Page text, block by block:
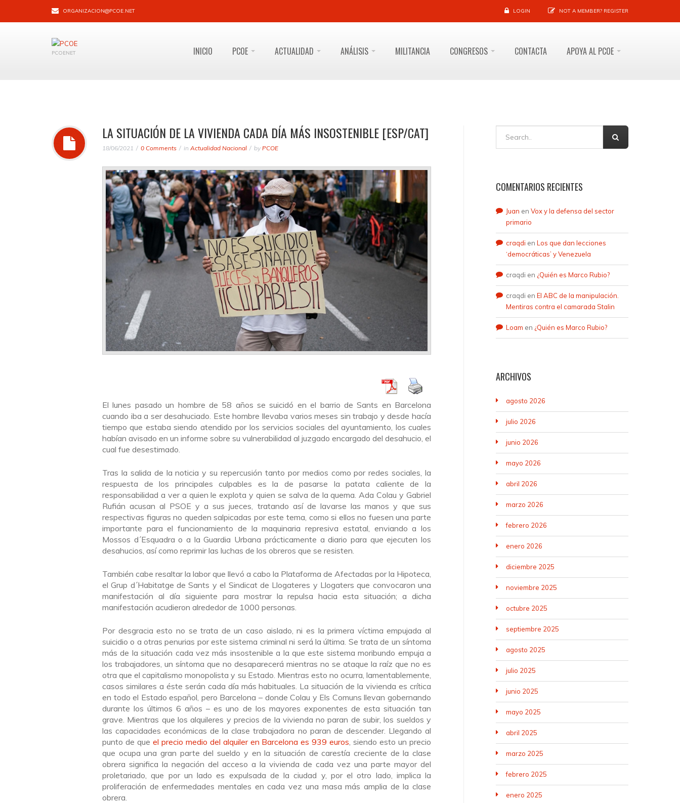
ORGANIZACION@PCOE.NET LOGIN NOT A MEMBER? REGISTER
PCOENET INICIO PCOE ACTUALIDAD ANÁLISIS MILITANCIA CONGRESOS CONTACTA APOYA AL PCOE
LA SITUACIÓN DE LA VIVIENDA CADA DÍA MÁS INSOSTENIBLE [ESP/CAT]
18/06/2021 0 Comments in Actualidad Nacional by PCOE
El lunes pasado un hombre de 58 años se suicidó en el barrio de Sants en Barcelona
cuando iba a ser desahuciado. Este hombre llevaba varios meses sin trabajo y desde hacía
tiempo que estaba siendo atendido por los servicios sociales del ayuntamiento, los cuales
habían avisado en un informe sobre su vulnerabilidad al juzgado encargado del desahucio, el
cual fue desestimado.
Tras la salida de la noticia y su repercusión tanto por medios como por redes sociales, la
respuesta de los principales culpables es la de pasarse la patata caliente de la
responsabilidad a ver a quien le explota y quien se salva de la quema. Ada Colau y Gabriel
Rufián acusan al PSOE y a sus jueces, tratando así de lavarse las manos y que sus
respectivas figuras no queden salpicadas por este tema, como si ellos no fuesen una parte
importante para el funcionamiento de la maquinaria represiva estatal, enviando a los
Mossos d´Esquadra o a la Guardia Urbana prácticamente a diario para que ejecuten los
desahucios, así como reprimir las luchas de los obreros que se resisten.
También cabe resaltar la labor que llevó a cabo la Plataforma de Afectadas por la Hipoteca,
el Grup d´Habitatge de Sants y el Sindicat de Llogateres y Llogaters que convocaron una
manifestación al día siguiente para mostrar la repulsa hacia esta situación; a dicha
manifestación acudieron alrededor de 1000 personas.
Por desgracia esto no se trata de un caso aislado, ni es la primera víctima empujada al
suicidio o a otras penurias por este sistema criminal ni será la última. Se trata de un síntoma
más de la situación cada vez más insostenible a la que este sistema moribundo empuja a
los trabajadores, un síntoma que no desaparecerá mientras no se ataque la raíz que no es
otra que el capitalismo monopolista y su Estado. Mientras esto no ocurra, lamentablemente,
casos similares a éste serán cada día más habituales. La situación de la vivienda es crítica
en todo el Estado español, pero Barcelona – donde Colau y Els Comuns llevan gobernando
durante los últimos 6 años – es uno de los mayores exponentes de esta situación tan
grave. Mientras que los alquileres y precios de la vivienda no paran de subir, los sueldos y
las capacidades económicas de la clase trabajadora no paran de descender. Llegando al
punto de que el precio medio del alquiler en Barcelona es 939 euros , siendo esto un precio
que ocupa una gran parte del sueldo y en la situación de carestía creciente de la clase
obrera significa la negación del acceso a la vivienda de cada vez una parte mayor del
proletariado, que por un lado es expulsada de la ciudad y, por el otro lado, implica la
proliferación de enfermedades mentales en cada vez una masa más amplia de la clase
obrera.
COMENTARIOS RECIENTES
Juan en Vox y la defensa del sector
primario
craqdi en Los que dan lecciones
‘democráticas’ y Venezuela
craqdi en ¿Quién es Marco Rubio?
craqdi en El ABC de la manipulación.
Mentiras contra el camarada Stalin
Loam en ¿Quién es Marco Rubio?
ARCHIVOS
agosto 2026
julio 2026
junio 2026
mayo 2026
abril 2026
marzo 2026
febrero 2026
enero 2026
diciembre 2025
noviembre 2025
octubre 2025
septiembre 2025
agosto 2025
julio 2025
junio 2025
mayo 2025
abril 2025
marzo 2025
febrero 2025
enero 2025